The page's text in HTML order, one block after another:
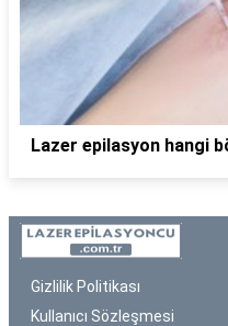
Lazer epilasyon hangi
Gizlilik Politikası
Kullanıcı Sözleşmesi